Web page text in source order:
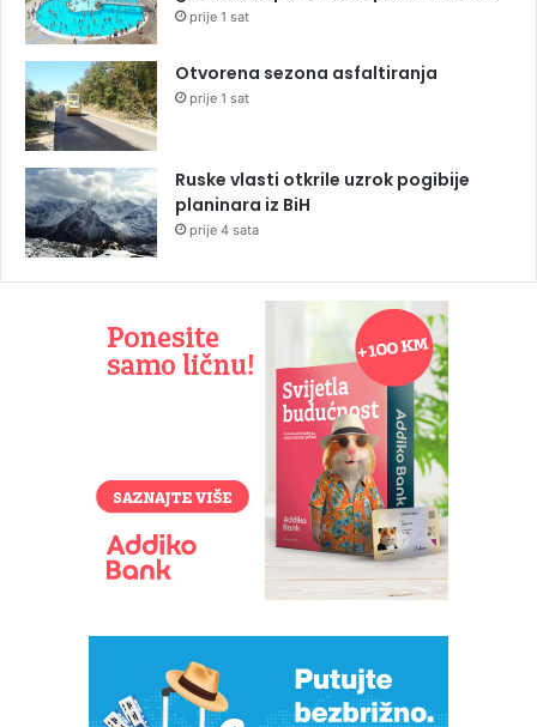
prije 1 sat
Otvorena sezona asfaltiranja
prije 1 sat
Ruske vlasti otkrile uzrok pogibije
planinara iz BiH
prije 4 sata